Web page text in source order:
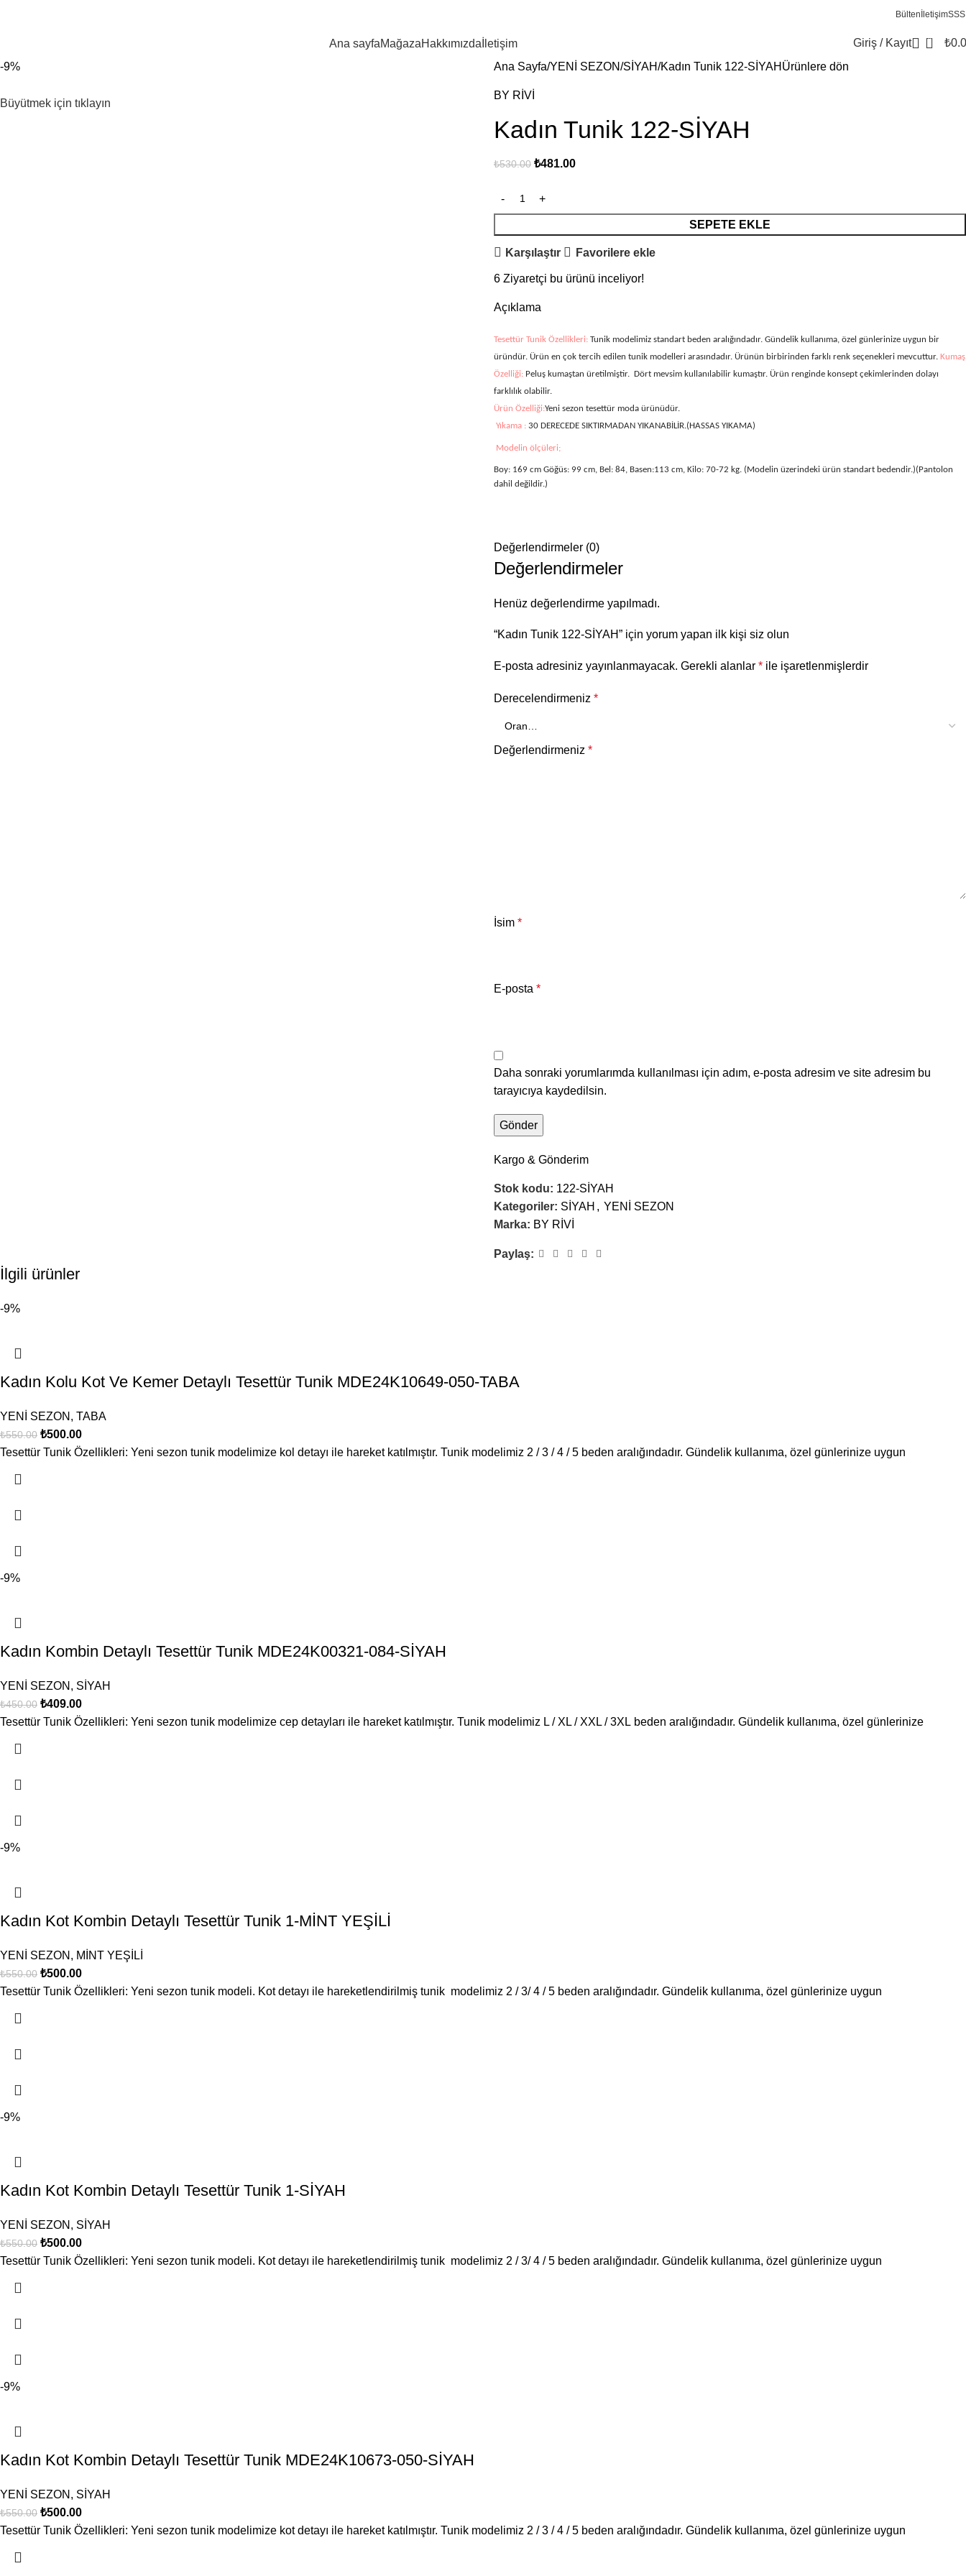
Bülten İletişimSSS
Ana sayfaMağazaHakkımızda İletişim Giriş / Kayıt 0 ₺
-9%
Büyütmek için tıklayın
Ana Sayfa YENİ SEZON SİYAH Kadın Tunik 122-SİYAH Ürünlere dön
BY RİVİ
Kadın Tunik 122-SİYAH
₺530.00 ₺481.00
SEPETE EKLE
Karşılaştır Favorilere ekle
6 Ziyaretçi bu ürünü inceliyor!
Açıklama
Tesettür Tunik Özellikleri: Tunik modelimiz standart beden aralığındadır. Gündelik kullanıma, özel günlerinize uygun bir
üründür. Ürün en çok tercih edilen tunik modelleri arasındadır. Ürünün birbirinden farklı renk seçenekleri mevcuttur. Kumaş
Özelliği: Peluş kumaştan üretilmiştir. Dört mevsim kullanılabilir kumaştır. Ürün renginde konsept çekimlerinden dolayı
farklılık olabilir.
Ürün Özelliği:Yeni sezon tesettür moda ürünüdür.
Yıkama : 30 DERECEDE SIKTIRMADAN YIKANABİLİR.(HASSAS YIKAMA)
Modelin ölçüleri;
Boy: 169 cm Göğüs: 99 cm, Bel: 84, Basen:113 cm, Kilo: 70-72 kg. (Modelin üzerindeki ürün standart bedendir.)(Pantolon
dahil değildir.)
Değerlendirmeler (0)
Değerlendirmeler
Henüz değerlendirme yapılmadı.
“Kadın Tunik 122-SİYAH” için yorum yapan ilk kişi siz olun
E-posta adresiniz yayınlanmayacak. Gerekli alanlar * ile işaretlenmişlerdir
Derecelendirmeniz *
Değerlendirmeniz *
İsim *
E-posta *
Daha sonraki yorumlarımda kullanılması için adım, e-posta adresim ve site adresim bu
tarayıcıya kaydedilsin.
Kargo & Gönderim
Stok kodu: 122-SİYAH
Kategoriler: SİYAH , YENİ SEZON
Marka: BY RİVİ
Paylaş:
İlgili ürünler
-9%
Kadın Kolu Kot Ve Kemer Detaylı Tesettür Tunik MDE24K10649-050-TABA
YENİ SEZON , TABA
₺550.00 ₺500.00
Tesettür Tunik Özellikleri: Yeni sezon tunik modelimize kol detayı ile hareket katılmıştır. Tunik modelimiz 2 / 3 / 4 / 5 beden aralığındadır. Gündelik kullanıma, özel günlerinize uygun
-9%
Kadın Kombin Detaylı Tesettür Tunik MDE24K00321-084-SİYAH
YENİ SEZON , SİYAH
₺450.00 ₺409.00
Tesettür Tunik Özellikleri: Yeni sezon tunik modelimize cep detayları ile hareket katılmıştır. Tunik modelimiz L / XL / XXL / 3XL beden aralığındadır. Gündelik kullanıma, özel günlerinize
-9%
Kadın Kot Kombin Detaylı Tesettür Tunik 1-MİNT YEŞİLİ
YENİ SEZON , MİNT YEŞİLİ
₺550.00 ₺500.00
Tesettür Tunik Özellikleri: Yeni sezon tunik modeli. Kot detayı ile hareketlendirilmiş tunik modelimiz 2 / 3/ 4 / 5 beden aralığındadır. Gündelik kullanıma, özel günlerinize uygun
-9%
Kadın Kot Kombin Detaylı Tesettür Tunik 1-SİYAH
YENİ SEZON , SİYAH
₺550.00 ₺500.00
Tesettür Tunik Özellikleri: Yeni sezon tunik modeli. Kot detayı ile hareketlendirilmiş tunik modelimiz 2 / 3/ 4 / 5 beden aralığındadır. Gündelik kullanıma, özel günlerinize uygun
-9%
Kadın Kot Kombin Detaylı Tesettür Tunik MDE24K10673-050-SİYAH
YENİ SEZON , SİYAH
₺550.00 ₺500.00
Tesettür Tunik Özellikleri: Yeni sezon tunik modelimize kot detayı ile hareket katılmıştır. Tunik modelimiz 2 / 3 / 4 / 5 beden aralığındadır. Gündelik kullanıma, özel günlerinize uygun